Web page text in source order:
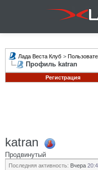
Лада Веста Клуб >
Профиль katran
Регистрация
katran
Продвинутый
Последняя активность: Вчера